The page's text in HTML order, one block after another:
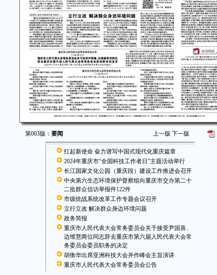
第003版： 要闻 上一版 下一版
扛起新使命 奋力谱写中国式现代化重庆篇章
2024年重庆市“全国科技工作者日”主题活动举行
长江国家文化公园（重庆段）建设工作推进会召开
中央第六生态环境保护督察组向重庆市交办第二十
二批群众信访举报件122件
市级统战系统改革工作专题会议召开
立行立改 解决群众身边环境问题
政务简报
重庆市人民代表大会常务委员会关于接受尹国喜、
边维慧两位同志辞去重庆市第六届人民代表大会常
务委员会委员职务的决定
胡衡华出席亚洲科技大会并作峰会主旨演讲
重庆市人民代表大会常务委员会公告